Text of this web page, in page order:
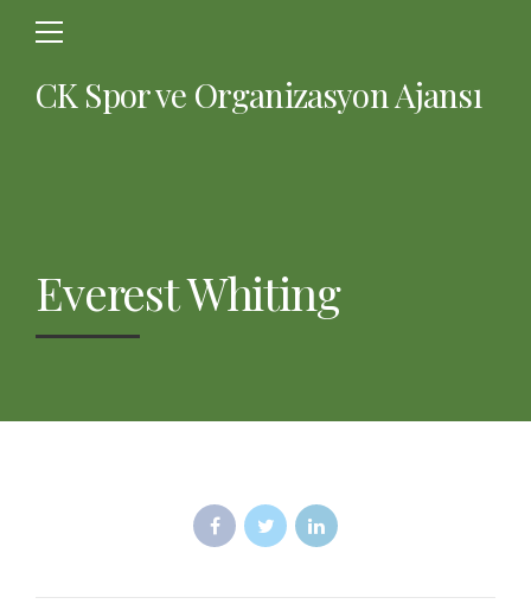
CK Spor ve Organizasyon Ajansı
Everest Whiting